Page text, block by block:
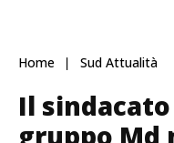
Home Sud Attualità
Il
gruppo Md